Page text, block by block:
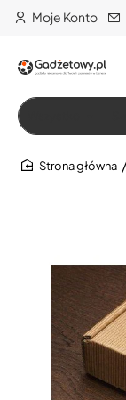
Moje Konto
Szukaj…